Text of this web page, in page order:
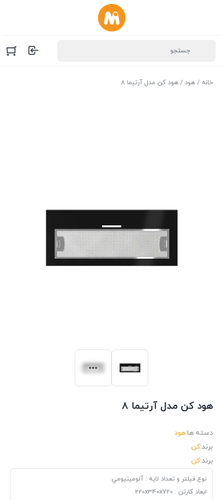
خانه / هود / هود کن مدل آرتیما ۸
هود کن مدل آرتیما ۸
دسته ها:هود
برند:کن
برند:کن
نوع فیلتر و تعداد لایه : آلومينيومي
ابعاد کارتن : 220x340x720